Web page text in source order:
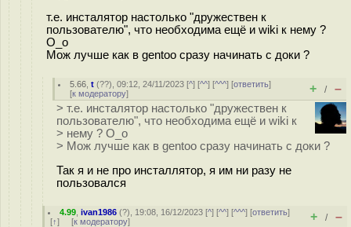
т.е. инсталятор настолько "дружествен к
пользователю", что необходима ещё и wiki к нему ?
O_o
Мож лучше как в gentoo сразу начинать с доки ?
5.66 ,t (??), 09:12, 24/11/2023 [^] [^^] [^^^] [ответить]
[к модератору] + / –
> т.е. инсталятор настолько "дружествен к
пользователю", что необходима ещё и wiki к
> нему ? O_o
> Мож лучше как в gentoo сразу начинать с доки ?
Так я и не про инсталлятор, я им ни разу не
пользовался
4.99 ,ivan1986 (?), 19:08, 16/12/2023 [^] [^^] [^^^] [ответить]
[↑] [к модератору] + / –